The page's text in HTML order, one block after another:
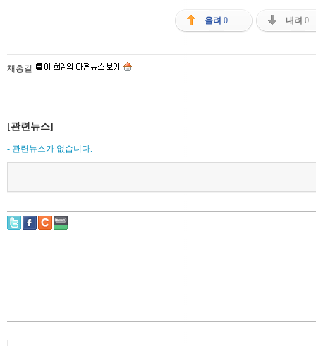
올려 0 내려 0
채홍길
[관련뉴스]
- 관련뉴스가 없습니다.